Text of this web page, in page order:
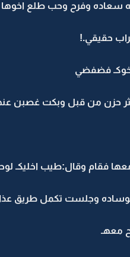
كله سعاده وفرح وحب طلع اخوها
حقيقي.!
فضفضي
حزن من قبل وبكت غصبن
فقام وقال:طيب اخليكـ
تكمل طريق عذااااابها
معهـ